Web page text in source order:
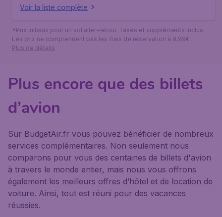
Voir la liste complète
*Prix initiaux pour un vol aller-retour. Taxes et suppléments inclus.
Les prix ne comprennent pas les frais de réservation à 9,99€.
Plus de détails
Plus encore que des billets
d’avion
Sur BudgetAir.fr vous pouvez bénéficier de nombreux
services complémentaires. Non seulement nous
comparons pour vous des centaines de billets d'avion
à travers le monde entier, mais nous vous offrons
également les meilleurs offres d’hôtel et de location de
voiture. Ainsi, tout est réuni pour des vacances
réussies.